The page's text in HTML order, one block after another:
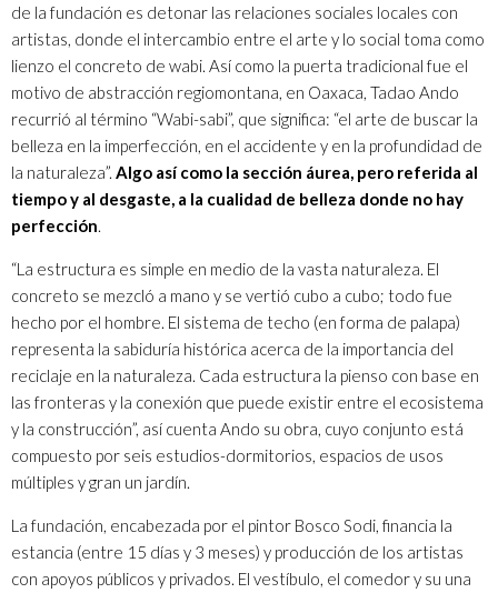
de la fundación es detonar las relaciones sociales locales con
artistas, donde el intercambio entre el arte y lo social toma como
lienzo el concreto de wabi. Así como la puerta tradicional fue el
motivo de abstracción regiomontana, en Oaxaca, Tadao Ando
recurrió al término “Wabi-sabi”, que significa: “el arte de buscar la
belleza en la imperfección, en el accidente y en la profundidad de
la naturaleza”. Algo así como la sección áurea, pero referida al
tiempo y al desgaste, a la cualidad de belleza donde no hay
perfección.
“La estructura es simple en medio de la vasta naturaleza. El
concreto se mezcló a mano y se vertió cubo a cubo; todo fue
hecho por el hombre. El sistema de techo (en forma de palapa)
representa la sabiduría histórica acerca de la importancia del
reciclaje en la naturaleza. Cada estructura la pienso con base en
las fronteras y la conexión que puede existir entre el ecosistema
y la construcción”, así cuenta Ando su obra, cuyo conjunto está
compuesto por seis estudios-dormitorios, espacios de usos
múltiples y gran un jardín.
La fundación, encabezada por el pintor Bosco Sodi, financia la
estancia (entre 15 días y 3 meses) y producción de los artistas
con apoyos públicos y privados. El vestíbulo, el comedor y su una